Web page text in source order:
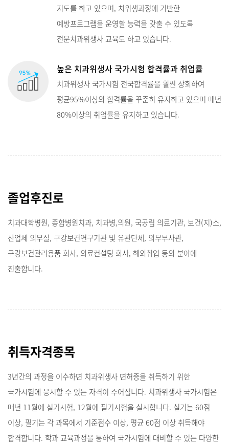
지도를 하고 있으며, 치위생과정에 기반한
예방프로그램을 운영할 능력을 갖출 수 있도록
전문치과위생사 교육도 하고 있습니다.
높은 치과위생사 국가시험 합격률과 취업률
치과위생사 국가시험 전국합격률을 훨씬 상회하여
평균95%이상의 합격률을 꾸준히 유지하고 있으며 매년
80%이상의 취업률을 유지하고 있습니다.
졸업후진로
치과대학병원, 종합병원치과, 치과병,의원, 국공립 의료기관, 보건(지)소,
산업체 의무실, 구강보건연구기관 및 유관단체, 의무부사관,
구강보건관리용품 회사, 의료컨설팅 회사, 해외취업 등의 분야에
진출합니다.
취득자격종목
3년간의 과정을 이수하면 치과위생사 면허증을 취득하기 위한
국가시험에 응시할 수 있는 자격이 주어집니다. 치과위생사 국가시험은
매년 11월에 실기시험, 12월에 필기시험을 실시합니다. 실기는 60점
이상, 필기는 각 과목에서 기준점수 이상, 평균 60점 이상 취득해야
합격합니다. 학과 교육과정을 통하여 국가시험에 대비할 수 있는 다양한